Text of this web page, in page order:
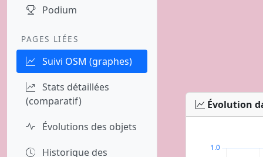
Podium
PAGES LIÉES
Suivi OSM (graphes)
Stats détaillées
(comparatif)
Évolutions des objets
Historique des
Évolution